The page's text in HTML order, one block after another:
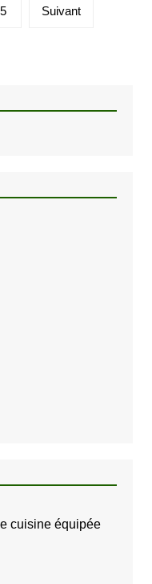
5 Suivant
cuisine équipée